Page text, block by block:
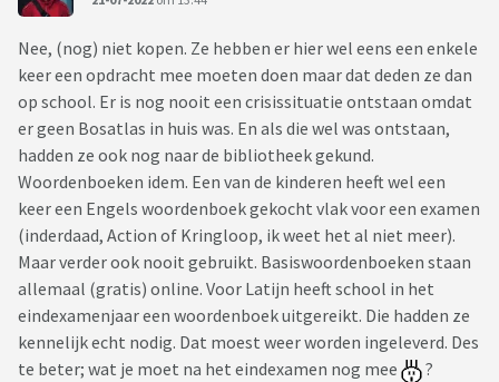
Nee, (nog) niet kopen. Ze hebben er hier wel eens een enkele
keer een opdracht mee moeten doen maar dat deden ze dan
op school. Er is nog nooit een crisissituatie ontstaan omdat
er geen Bosatlas in huis was. En als die wel was ontstaan,
hadden ze ook nog naar de bibliotheek gekund.
Woordenboeken idem. Een van de kinderen heeft wel een
keer een Engels woordenboek gekocht vlak voor een examen
(inderdaad, Action of Kringloop, ik weet het al niet meer).
Maar verder ook nooit gebruikt. Basiswoordenboeken staan
allemaal (gratis) online. Voor Latijn heeft school in het
eindexamenjaar een woordenboek uitgereikt. Die hadden ze
kennelijk echt nodig. Dat moest weer worden ingeleverd. Des
te beter; wat je moet na het eindexamen nog mee
?